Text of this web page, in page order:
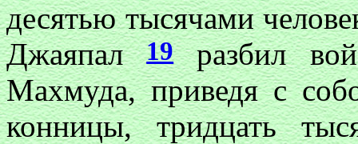
десятью тысячами
Джаяпал19разбил
Махмуда, приведя с
конницы, тридцать